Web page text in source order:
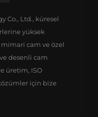
Co., Ltd., küresel
yüksek
cam ve özel
desenli cam
üretim, ISO
için bize